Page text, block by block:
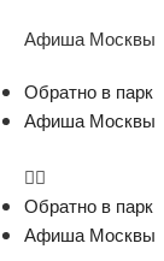
Афиша Москвы
Обратно в парк
Афиша Москвы
Обратно в парк
Афиша Москвы